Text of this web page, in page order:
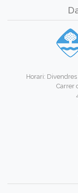
Horari:
Carrer